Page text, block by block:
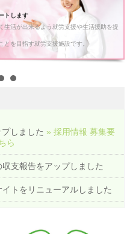
トします
生活が出来るよう就労支援や生活援助を提
を目指す就労支援施設です。
しました » 採用情報 募集要
ら
支報告をアップしました
トをリニューアルしました